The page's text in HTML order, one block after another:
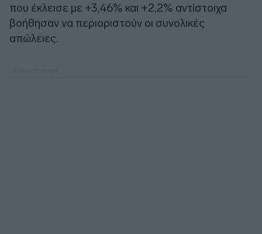
που έκλεισε με +3,46% και +2,2% αντίστοιχα
βοήθησαν να περιοριστούν οι συνολικές
απώλειες.